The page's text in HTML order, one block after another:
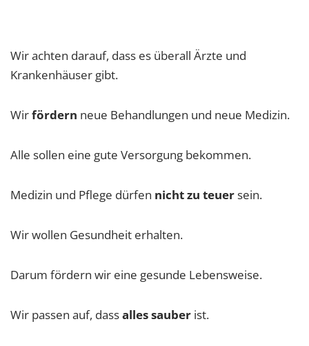
Wir achten darauf, dass es überall Ärzte und
Krankenhäuser gibt.
Wirfördern neue Behandlungen und neue Medizin.
Alle sollen eine gute Versorgung bekommen.
Medizin und Pflege dürfen nicht zu teuersein.
Wir wollen Gesundheit erhalten.
Darum fördern wir eine gesunde Lebensweise.
Wir passen auf, dassalles sauber ist.